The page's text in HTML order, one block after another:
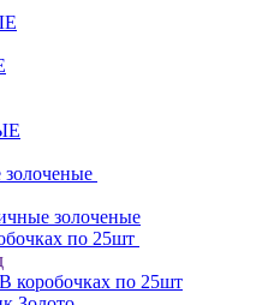
золоченые
по 25шт
коробочках по 25шт